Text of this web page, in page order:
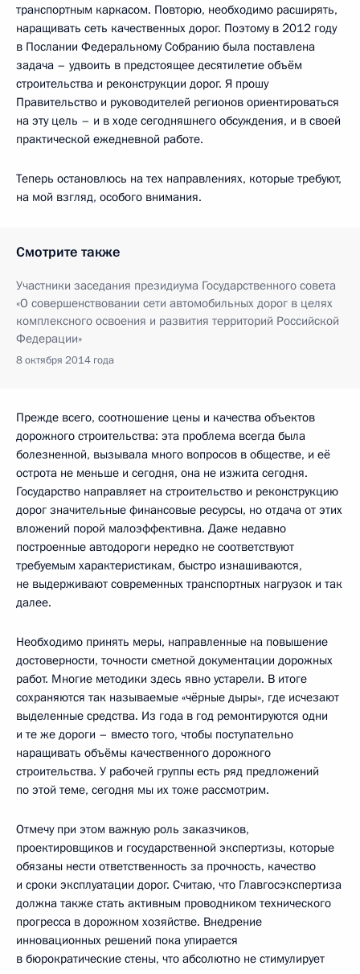
транспортным каркасом. Повторю, необходимо расширять,
наращивать сеть качественных дорог. Поэтому в 2012 году
в Послании Федеральному Собранию была поставлена
задача – удвоить в предстоящее десятилетие объём
строительства и реконструкции дорог. Я прошу
Правительство и руководителей регионов ориентироваться
на эту цель – и в ходе сегодняшнего обсуждения, и в своей
практической ежедневной работе.
Теперь остановлюсь на тех направлениях, которые требуют,
на мой взгляд, особого внимания.
Смотрите также
Участники заседания президиума Государственного совета
«О совершенствовании сети автомобильных дорог в целях
комплексного освоения и развития территорий Российской
Федерации»
8 октября 2014 года
Прежде всего, соотношение цены и качества объектов
дорожного строительства: эта проблема всегда была
болезненной, вызывала много вопросов в обществе, и её
острота не меньше и сегодня, она не изжита сегодня.
Государство направляет на строительство и реконструкцию
дорог значительные финансовые ресурсы, но отдача от этих
вложений порой малоэффективна. Даже недавно
построенные автодороги нередко не соответствуют
требуемым характеристикам, быстро изнашиваются,
не выдерживают современных транспортных нагрузок и так
далее.
Необходимо принять меры, направленные на повышение
достоверности, точности сметной документации дорожных
работ. Многие методики здесь явно устарели. В итоге
сохраняются так называемые «чёрные дыры», где исчезают
выделенные средства. Из года в год ремонтируются одни
и те же дороги – вместо того, чтобы поступательно
наращивать объёмы качественного дорожного
строительства. У рабочей группы есть ряд предложений
по этой теме, сегодня мы их тоже рассмотрим.
Отмечу при этом важную роль заказчиков,
проектировщиков и государственной экспертизы, которые
обязаны нести ответственность за прочность, качество
и сроки эксплуатации дорог. Считаю, что Главгосэкспертиза
должна также стать активным проводником технического
прогресса в дорожном хозяйстве. Внедрение
инновационных решений пока упирается
в бюрократические стены, что абсолютно не стимулирует